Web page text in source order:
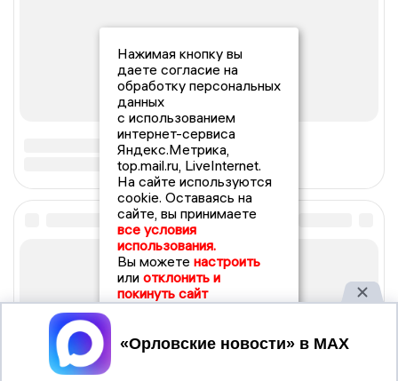
Нажимая кнопку вы
даете согласие на
обработку персональных
данных
с использованием
интернет-сервиса
Яндекс.Метрика,
top.mail.ru, LiveInternet.
На сайте используются
cookie. Оставаясь на
сайте, вы принимаете
все условия
использования.
Вы можете настроить
или отклонить и
покинуть сайт
Принять